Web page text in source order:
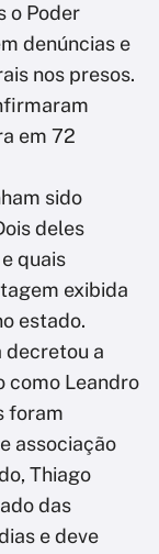
o Poder
denúncias e
nos presos.
em 72
sido
deles
quais
exibida
estado.
decretou a
como Leandro
foram
associação
Thiago
das
e deve